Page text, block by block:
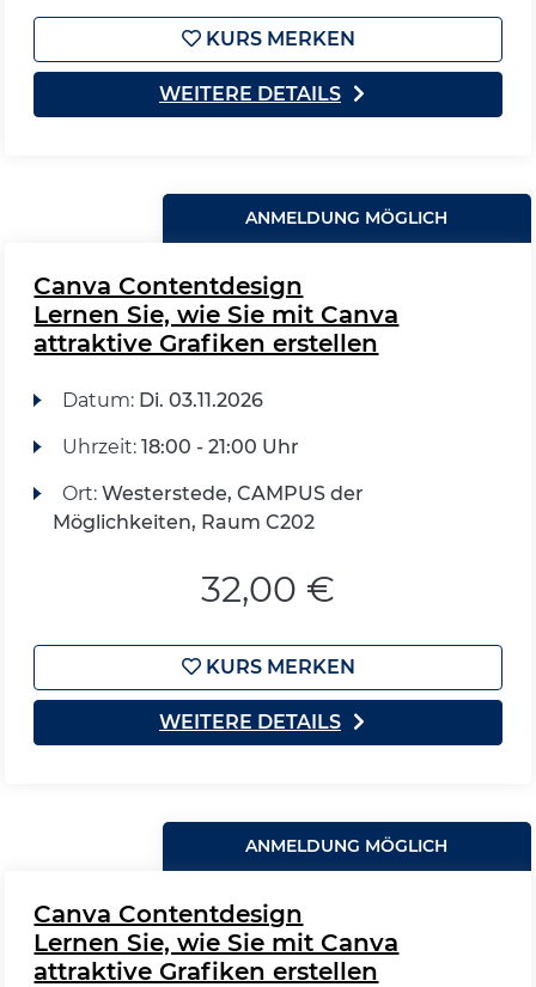
KURS MERKEN
WEITERE DETAILS
ANMELDUNG MÖGLICH
Canva Contentdesign
Lernen Sie, wie Sie mit Canva
attraktive Grafiken erstellen
Datum: Di. 03.11.2026
Uhrzeit: 18:00 - 21:00 Uhr
Ort: Westerstede, CAMPUS der
Möglichkeiten, Raum C202
32,00 €
KURS MERKEN
WEITERE DETAILS
ANMELDUNG MÖGLICH
Canva Contentdesign
Lernen Sie, wie Sie mit Canva
attraktive Grafiken erstellen